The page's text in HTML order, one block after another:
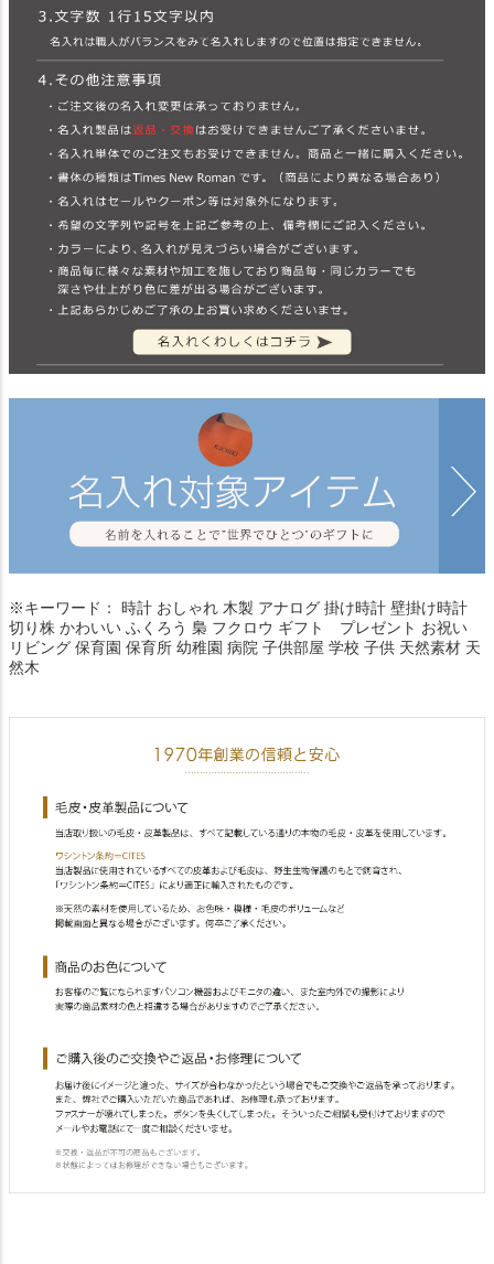
※キーワード： 時計 おしゃれ 木製 アナログ 掛け時計 壁掛け時計
切り株 かわいい ふくろう 梟 フクロウ ギフト プレゼント お祝い
リビング 保育園 保育所 幼稚園 病院 子供部屋 学校 子供 天然素材 天
然木